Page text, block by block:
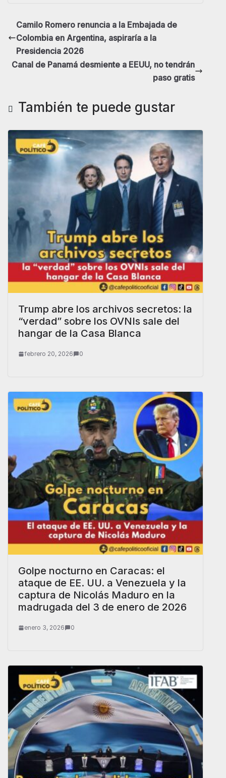
Camilo Romero renuncia a la Embajada de
Colombia en Argentina, aspiraría a la
Presidencia 2026
Canal de Panamá desmiente a EEUU, no tendrán
paso gratis
También te puede gustar
Trump abre los archivos secretos: la
“verdad” sobre los OVNIs sale del
hangar de la Casa Blanca
febrero 20, 2026 0
Golpe nocturno en Caracas: el
ataque de EE. UU. a Venezuela y la
captura de Nicolás Maduro en la
madrugada del 3 de enero de 2026
enero 3, 2026 0